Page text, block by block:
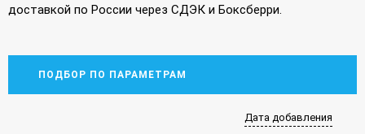
доставкой по России через СДЭК и Боксберри.
ПОДБОР ПО ПАРАМЕТРАМ
Дата добавления